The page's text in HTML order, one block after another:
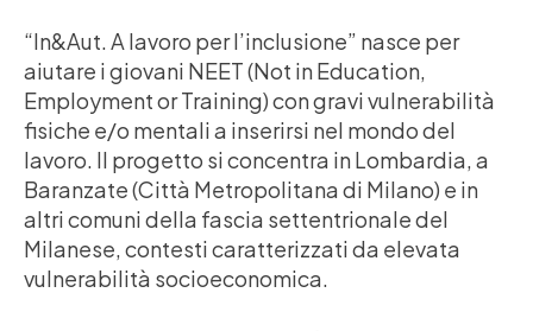
“In&Aut. A lavoro per l’inclusione” nasce per
aiutare i giovani NEET (Not in Education,
Employment or Training) con gravi vulnerabilità
fisiche e/o mentali a inserirsi nel mondo del
lavoro. Il progetto si concentra in Lombardia, a
Baranzate (Città Metropolitana di Milano) e in
altri comuni della fascia settentrionale del
Milanese, contesti caratterizzati da elevata
vulnerabilità socioeconomica.